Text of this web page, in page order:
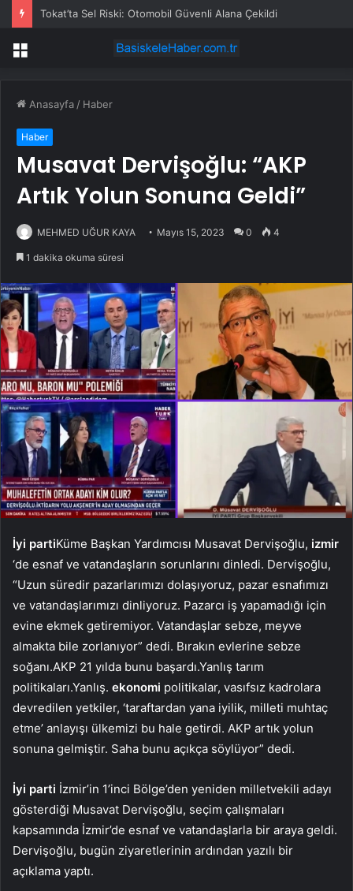
Tokat’ta Sel Riski: Otomobil Güvenli Alana Çekildi
Menü
Anasayfa / Haber
Haber
Musavat Dervişoğlu: “AKP
Artık Yolun Sonuna Geldi”
MEHMED UĞUR KAYA Mayıs 15, 2023 0 4
1 dakika okuma süresi
İyi partiKüme Başkan Yardımcısı Musavat Dervişoğlu, izmir
‘de esnaf ve vatandaşların sorunlarını dinledi. Dervişoğlu,
“Uzun süredir pazarlarımızı dolaşıyoruz, pazar esnafımızı
ve vatandaşlarımızı dinliyoruz. Pazarcı iş yapamadığı için
evine ekmek getiremiyor. Vatandaşlar sebze, meyve
almakta bile zorlanıyor” dedi. Bırakın evlerine sebze
soğanı.AKP 21 yılda bunu başardı.Yanlış tarım
politikaları.Yanlış. ekonomi politikalar, vasıfsız kadrolara
devredilen yetkiler, ‘taraftardan yana iyilik, milleti muhtaç
etme’ anlayışı ülkemizi bu hale getirdi. AKP artık yolun
sonuna gelmiştir. Saha bunu açıkça söylüyor” dedi.
İyi parti İzmir’in 1’inci Bölge’den yeniden milletvekili adayı
gösterdiği Musavat Dervişoğlu, seçim çalışmaları
kapsamında İzmir’de esnaf ve vatandaşlarla bir araya geldi.
Dervişoğlu, bugün ziyaretlerinin ardından yazılı bir
açıklama yaptı.